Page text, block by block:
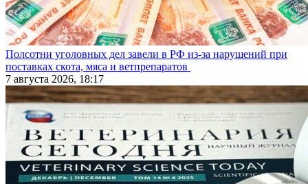
Полсотни уголовных дел завели в РФ из-за нарушений при
поставках скота, мяса и ветпрепаратов
7 августа 2026, 18:17